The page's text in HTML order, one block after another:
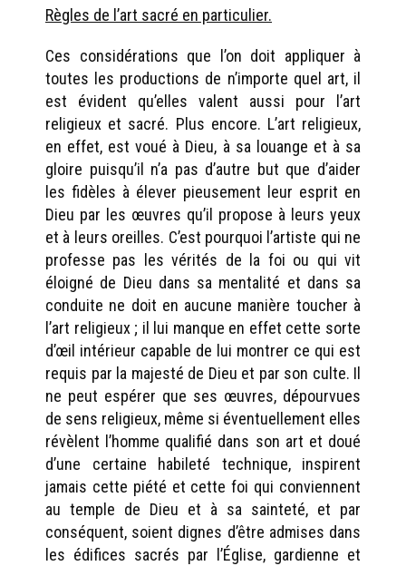
Règles de l’art sacré en particulier.
Ces considérations que l’on doit appliquer à
toutes les productions de n’importe quel art, il
est évident qu’elles valent aussi pour l’art
religieux et sacré. Plus encore. L’art religieux,
en effet, est voué à Dieu, à sa louange et à sa
gloire puisqu’il n’a pas d’autre but que d’aider
les fidèles à élever pieusement leur esprit en
Dieu par les œuvres qu’il propose à leurs yeux
et à leurs oreilles. C’est pourquoi l’artiste qui ne
professe pas les vérités de la foi ou qui vit
éloigné de Dieu dans sa mentalité et dans sa
conduite ne doit en aucune manière toucher à
l’art religieux ; il lui manque en effet cette sorte
d’œil intérieur capable de lui montrer ce qui est
requis par la majesté de Dieu et par son culte. Il
ne peut espérer que ses œuvres, dépourvues
de sens religieux, même si éventuellement elles
révèlent l’homme qualifié dans son art et doué
d’une certaine habileté technique, inspirent
jamais cette piété et cette foi qui conviennent
au temple de Dieu et à sa sainteté, et par
conséquent, soient dignes d’être admises dans
les édifices sacrés par l’Église, gardienne et